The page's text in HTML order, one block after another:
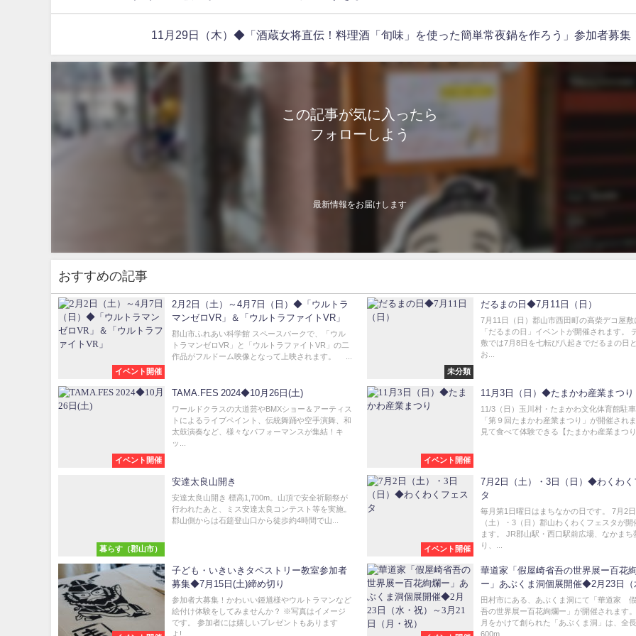
11月29日（木）◆「酒蔵女将直伝！料理酒「旬味」を使った簡単常夜鍋を作ろう」参加者募集
この記事が気に入ったら
フォローしよう
最新情報をお届けします
おすすめの記事
イベント開催
2月2日（土）～4月7日（日）◆「ウルトラ
マンゼロVR」＆「ウルトラファイトVR」
郡山市ふれあい科学館 スペースパークで、「ウル
トラマンゼロVR」と「ウルトラファイトVR」の二
作品がフルドーム映像となって上映されます。 ...
未分類
だるまの日◆7月11日（日）
7月11日（日）郡山市西田町の高柴デコ屋敷
「だるまの日」イベントが開催されます。
敷では7月8日を七転び八起きでだるまの日
お...
イベント開催
TAMA.FES 2024◆10月26日(土)
ワールドクラスの大道芸やBMXショー＆アーティス
トによるライブペイント、伝統舞踊や空手演舞、和
太鼓演奏など、様々なパフォーマンスが集結！キ
ッ...
イベント開催
11月3日（日）◆たまかわ産業まつり
11/3（日）玉川村・たまかわ文化体育館駐
「第９回たまかわ産業まつり」が開催され
見て食べて体験できる【たまかわ産業まつ
暮らす（郡山市）
安達太良山開き
安達太良山開き 標高1,700m。山頂で安全祈願祭が
行われたあと、ミス安達太良コンテスト等を実施。
郡山側からは石筵登山口から徒歩約4時間で山...
イベント開催
7月2日（土）・3日（日）◆わくわく
タ
毎月第1日曜日はまちなかの日です。 7月2日
（土）・3（日）郡山わくわくフェスタが開
ます。 JR郡山駅・西口駅前広場、なかまち
り、...
子ども・いきいきタペストリー教室参加者
募集◆7月15日(土)締め切り
参加者大募集！かわいい鍾馗様やウルトラマンなど
絵付け体験をしてみませんか？ ※写真はイメージ
です。 参加者には嬉しいプレゼントもあります
よ!...
華道家「假屋崎省吾の世界展ー百花
ー」あぶくま洞個展開催◆2月23日（
祝）～3月21日（月・祝）
田村市にある、あぶくま洞にて「華道家
吾の世界展ー百花絢爛ー」が開催されます
月をかけて創られた「あぶくま洞」は、全長
600m...